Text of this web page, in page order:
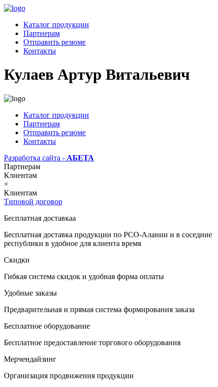
Каталог продукции
Партнерам
Отправить резюме
Контакты
Кулаев Артур Витальевич
Каталог продукции
Партнерам
Отправить резюме
Контакты
Разработка сайта - АБЕТА
Партнерам
Клиентам
×
Клиентам
Типовой договор
Бесплатная доставкаа
Бесплатная доставка продукции по РСО-Алании и в соседние
республики в удобное для клиента время
Скидки
Гибкая система скидок и удобная форма оплаты
Удобные заказы
Предварительная и прямая система формирования заказа
Бесплатное оборудование
Бесплатное предоставление торгового оборудования
Мерчендайзинг
Организация продвижения продукции